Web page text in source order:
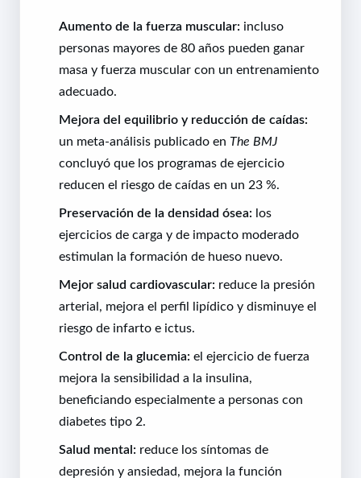
Aumento de la fuerza muscular: incluso
personas mayores de 80 años pueden ganar
masa y fuerza muscular con un entrenamiento
adecuado.
Mejora del equilibrio y reducción de caídas:
un meta-análisis publicado en The BMJ
concluyó que los programas de ejercicio
reducen el riesgo de caídas en un 23 %.
Preservación de la densidad ósea: los
ejercicios de carga y de impacto moderado
estimulan la formación de hueso nuevo.
Mejor salud cardiovascular: reduce la presión
arterial, mejora el perfil lipídico y disminuye el
riesgo de infarto e ictus.
Control de la glucemia: el ejercicio de fuerza
mejora la sensibilidad a la insulina,
beneficiando especialmente a personas con
diabetes tipo 2.
Salud mental: reduce los síntomas de
depresión y ansiedad, mejora la función